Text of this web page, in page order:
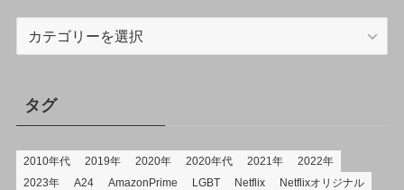
タグ
2010年代 2019年 2020年 2020年代 2021年
2022年
2023年
A24 AmazonPrime LGBT Netflix
Netflixオリジナル